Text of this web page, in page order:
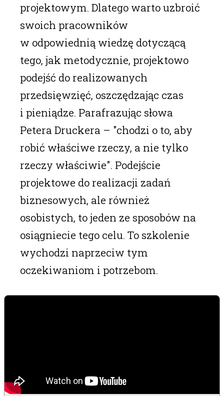
projektowym. Dlatego warto uzbroić
swoich pracowników
w odpowiednią wiedzę dotyczącą
tego, jak metodycznie, projektowo
podejść do realizowanych
przedsięwzięć, oszczędzając czas
i pieniądze. Parafrazując słowa
Petera Druckera – "chodzi o to, aby
robić właściwe rzeczy, a nie tylko
rzeczy właściwie". Podejście
projektowe do realizacji zadań
biznesowych, ale również
osobistych, to jeden ze sposobów na
osiągniecie tego celu. To szkolenie
wychodzi naprzeciw tym
oczekiwaniom i potrzebom.